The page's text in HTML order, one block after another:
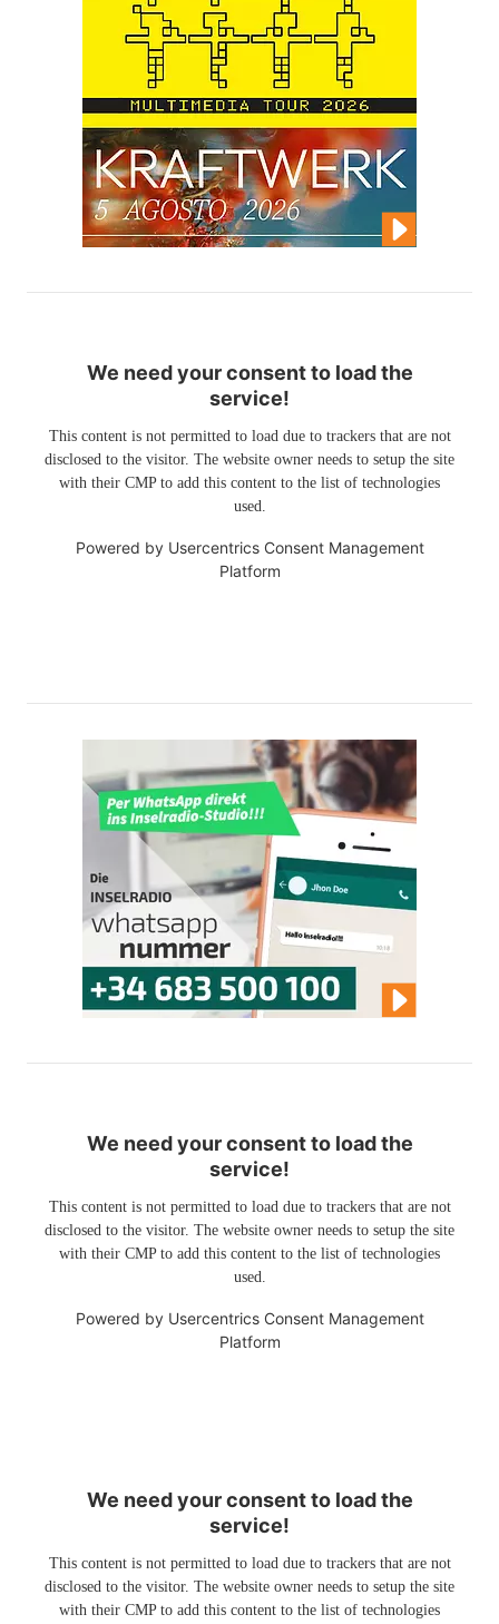
We need your consent to load the
service!
This content is not permitted to load due to trackers that are not
disclosed to the visitor. The website owner needs to setup the site
with their CMP to add this content to the list of technologies
used.
Powered by Usercentrics Consent Management
Platform
We need your consent to load the
service!
This content is not permitted to load due to trackers that are not
disclosed to the visitor. The website owner needs to setup the site
with their CMP to add this content to the list of technologies
used.
Powered by Usercentrics Consent Management
Platform
We need your consent to load the
service!
This content is not permitted to load due to trackers that are not
disclosed to the visitor. The website owner needs to setup the site
with their CMP to add this content to the list of technologies